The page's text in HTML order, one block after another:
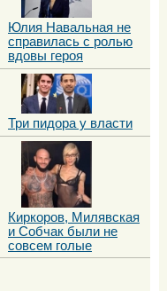
Юлия Навальная не
справилась с ролью
вдовы героя
Три пидора у власти
Киркоров, Милявская
и Собчак были не
совсем голые